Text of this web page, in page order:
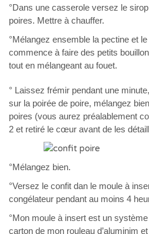
°Dans une casserole versez le
poires. Mettre à chauffer.
°Mélangez ensemble la pectine et
commence à faire des petits
tout en mélangeant au fouet.
° Laissez frémir pendant une
sur la poirée de poire, mélangez
poires (vous aurez préalablement
2 et retiré le cœur avant de les
°Mélangez bien.
°Versez le confit dan le moule à
congélateur pendant au moins 4
°Mon moule à insert est un
carton de mon rouleau d’aluminim